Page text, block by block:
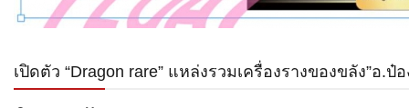
เปิดตัว “Dragon rare” แหล่งรวมเครื่องรางของขลัง”อ